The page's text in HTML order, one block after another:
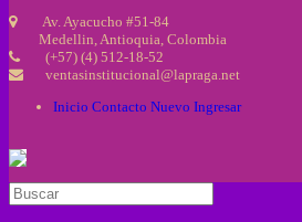
Av. Ayacucho #51-84
Medellin, Antioquia, Colombia
(+57) (4) 512-18-52
ventasinstitucional@lapraga.net
Inicio Contacto Nuevo Ingresar